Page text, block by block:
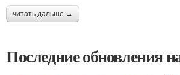
читать дальше →
Последние обновления